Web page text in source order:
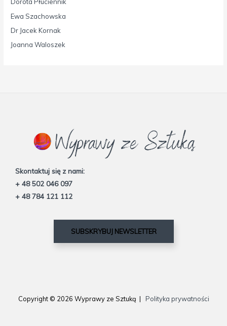
Dorota Płuciennik
Ewa Szachowska
Dr Jacek Kornak
Joanna Waloszek
Skontaktuj się z nami:
+ 48 502 046 097
+ 48 784 121 112
SUBSKRYBUJ NEWSLETTER
Copyright © 2026 Wyprawy ze Sztuką | Polityka prywatności